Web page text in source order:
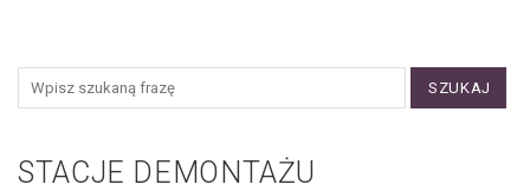
SZUKAJ
STACJE DEMONTAŻU